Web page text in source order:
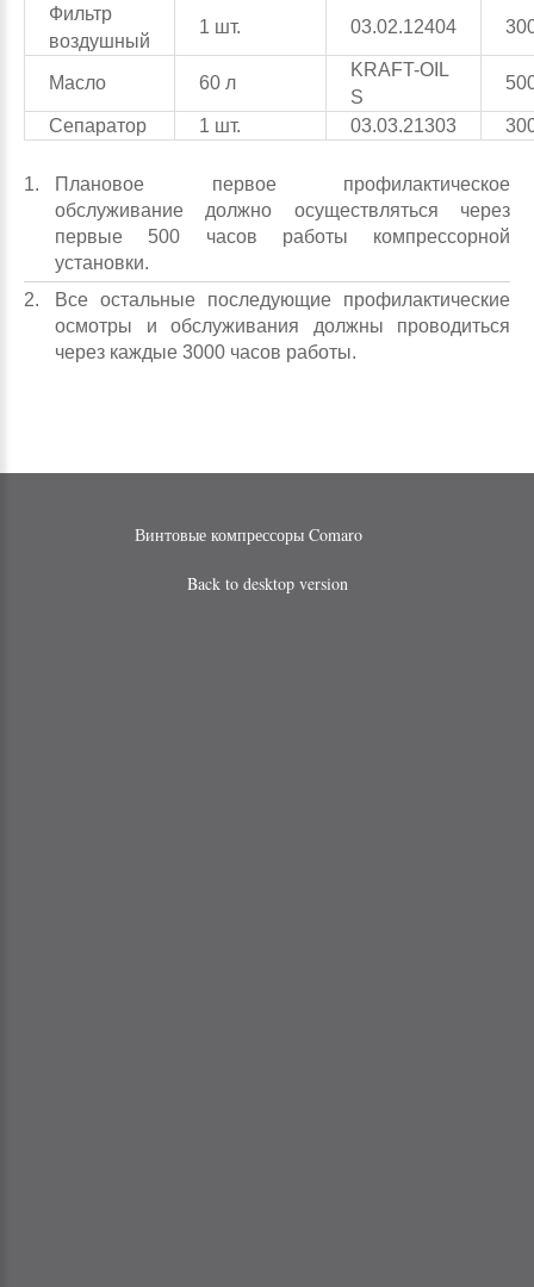
Фильтр
воздушный
1 шт. 03.02.12404
Масло 60 л
KRAFT-OIL
S
Сепаратор 1 шт. 03.03.21303
Плановое первое профилактическое
обслуживание должно осуществляться через
первые 500 часов работы компрессорной
установки.
Все остальные последующие профилактические
осмотры и обслуживания должны проводиться
через каждые 3000 часов работы.
Винтовые компрессоры Comaro
Back to desktop version